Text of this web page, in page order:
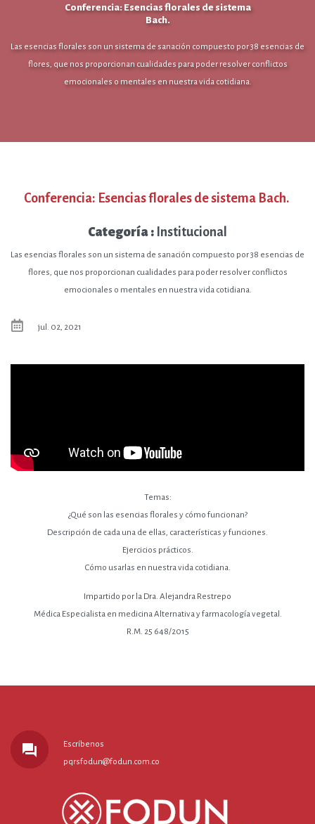
Conferencia: Esencias florales de sistema
Bach.
Las esencias florales son un sistema de sanación compuesto por 38 esencias de
flores, que nos proporcionan cualidades para poder resolver conflictos
emocionales o mentales en nuestra vida cotidiana.
Conferencia: Esencias florales de sistema Bach.
Categoría : Institucional
Las esencias florales son un sistema de sanación compuesto por 38 esencias de
flores, que nos proporcionan cualidades para poder resolver conflictos
emocionales o mentales en nuestra vida cotidiana.
jul. 02, 2021
Temas:
¿Qué son las esencias florales y cómo funcionan?
Descripción de cada una de ellas, características y funciones.
Ejercicios prácticos.
Cómo usarlas en nuestra vida cotidiana.
Impartido por la Dra. Alejandra Restrepo
Médica Especialista en medicina Alternativa y farmacología vegetal.
R.M. 25 648/2015
forum
Escríbenos
pqrsfodun@fodun.com.co